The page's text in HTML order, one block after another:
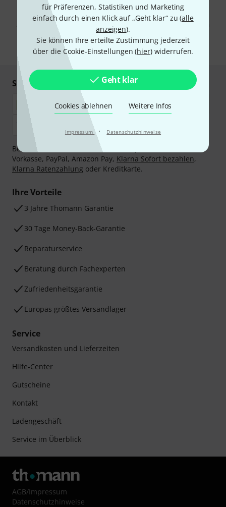
für Präferenzen, Statistiken und Marketing
einfach durch einen Klick auf „Geht klar“ zu (alle
anzeigen).
Sie können Ihre erteilte Zustimmung jederzeit
über die Cookie-Einstellungen (hier) widerrufen.
Geht klar
Cookies ablehnen Weitere Infos
Impressum · Datenschutzhinweise
Mit Klick auf „Jetzt anmelden“ stimmen Sie dem Erhalt von E-Mail-
Werbung und einer Messung des E-Mail-Nutzungsverhaltens zu. Die
Abmeldung ist jederzeit möglich. Weitere Informationen finden Sie in
Datenschutzhinweisen
* Pflichtfeld
Sicher einkaufen & bezahlen
Bezahlen Sie vertraulich und sicher per Nachnahme,
Vorkasse, PayPal, Amazon Pay, Klarna Sofort bezahlen,
Klarna Ratenzahlung oder Kreditkarte.
Ihre Vorteile
3 Jahre Thomann Garantie
30 Tage Money-Back-Garantie
Reparaturservice
Beratung durch Fachexperten
Zufriedenheitsgarantie
Europas größtes Versandlager
Service
Versandkosten und Lieferzeiten
Hilfe-Center
Gutscheine
Kontakt
Ladengeschäft
Service im Überblick
AGB/Impressum
Datenschutzhinweise